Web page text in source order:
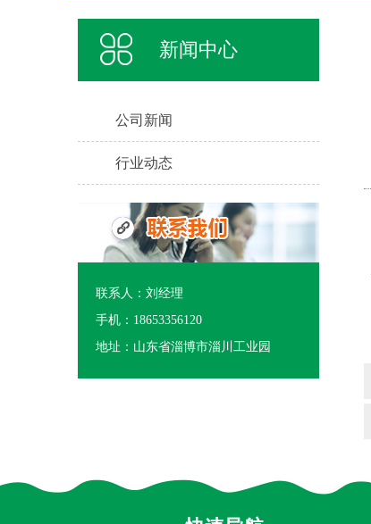
新闻中心
公司新闻
行业动态
联系人：刘经理
手机：18653356120
地址：山东省淄博市淄川工业园